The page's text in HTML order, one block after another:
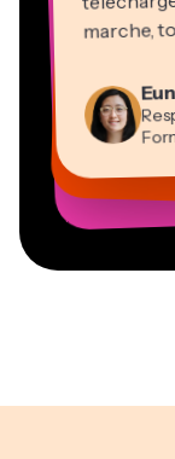
marche,